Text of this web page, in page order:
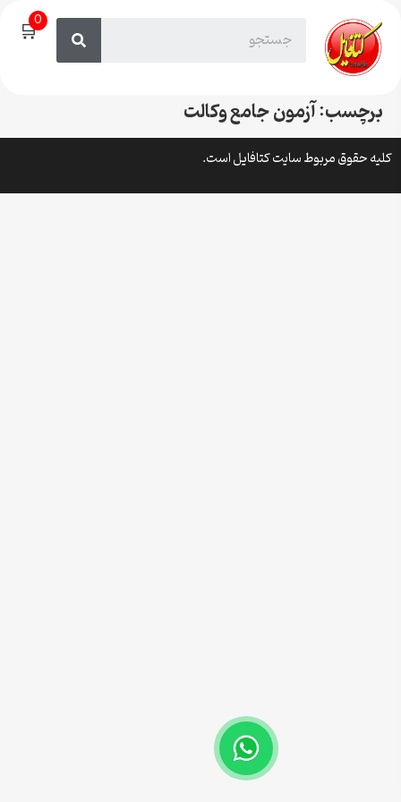
🛒0
برچسب:آزمون جامع وکالت
کلیه حقوق مربوط سایت کتافایل است.